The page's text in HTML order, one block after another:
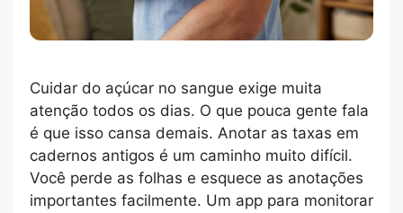
Cuidar do açúcar no sangue exige muita
atenção todos os dias. O que pouca gente fala
é que isso cansa demais. Anotar as taxas em
cadernos antigos é um caminho muito difícil.
Você perde as folhas e esquece as anotações
importantes facilmente. Um app para monitorar